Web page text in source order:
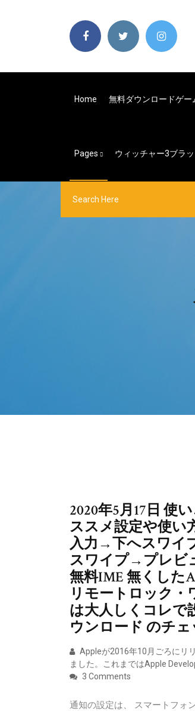
Home 無料ダウンロードゲー
Pages ウィッチャー3ブラ
2020年5月17日 使
ススメ設定や使い
入力→下へスワイ
スワイプ→プレビ
無料IME 無くした
リモートロック・
は大人しくコレ
ウンロード のチ
Appleが2016年10月ごろにリ
ました。これまではApple
3 Comments
通知の設定は、 スマートフォ